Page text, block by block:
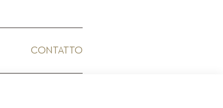
CONTATTO